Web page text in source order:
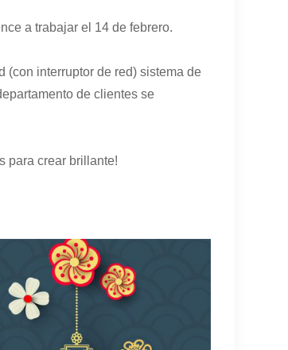
a trabajar el 14 de febrero.
(con interruptor de red) sistema de
de clientes se
para crear brillante!